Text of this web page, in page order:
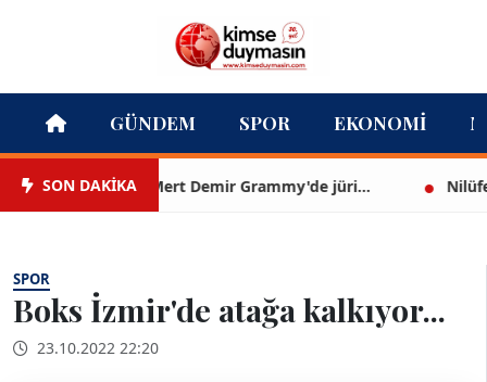
GÜNDEM SPOR EKONOMI
SON DAKİKAMert Demir Grammy'de jüri... Nilüfer
SPOR
Boks İzmir'de atağa kalkıyor...
23.10.2022 22:20